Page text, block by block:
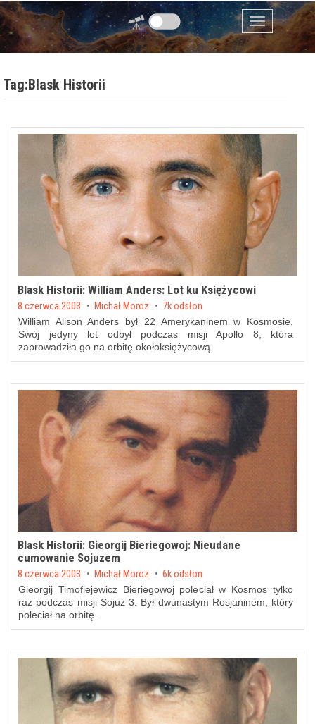
Przejdź do zawartości
Menu
Tag:Blask Historii
Blask Historii: William Anders: Lot ku Księżycowi
Posted on
8 czerwca 2003 byMichał Moroz 7k odsłon
William Alison Anders był 22 Amerykaninem w Kosmosie.
Swój jedyny lot odbył podczas misji Apollo 8, która
zaprowadziła go na orbitę okołoksiężycową.
Blask Historii: Gieorgij Bieriegowoj: Nieudane
cumowanie Sojuzem
Posted on
8 czerwca 2003 by Michał Moroz 6k odsłon
Gieorgij Timofiejewicz Bieriegowoj poleciał w Kosmos tylko
raz podczas misji Sojuz 3. Był dwunastym Rosjaninem, który
poleciał na orbitę.